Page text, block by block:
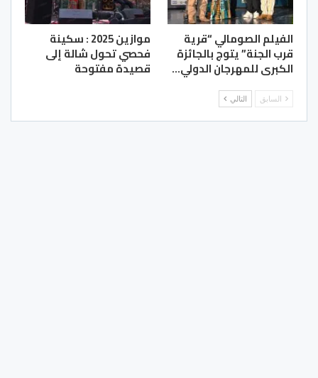
الفيلم الصومالي “قرية
قرب الجنة” يتوج بالجائزة
الكبرى للمهرجان الدولي…
موازين 2025 : سكينة
فحصي تحول شالة إلى
قصيدة مفتوحة
السابق التالي